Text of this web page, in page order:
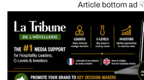
Article bottom ad ☟